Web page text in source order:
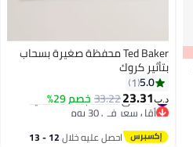
Ted Baker محفظة صغيرة بسحاب
بتأثير كروك
5.0
1
د.ب‏23.31
33.22خصم 29% #27 في محافظ بطاقات نسائية
أقل سعر في 30 يوم
#27 في محافظ بطاقات نسائية
احصل عليه خلال 12 - 13